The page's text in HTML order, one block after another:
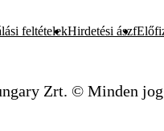
feltételekHirdetési ászf
Zrt. © Minden